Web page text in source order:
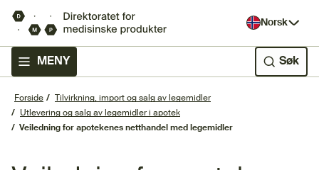
Norsk
MENY Søk
Forside
Tilvirkning, import og salg av legemidler
Utlevering og salg av legemidler i apotek
​Veiledning for apotekenes netthandel med legemidler